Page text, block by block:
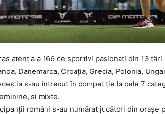
atenția a 166 de sportivi pasionați din 13
Danemarca, Croația, Grecia, Polonia,
s-au întrecut în competiție la cele 7
si mixte.
români s-au numărat jucători din orașe